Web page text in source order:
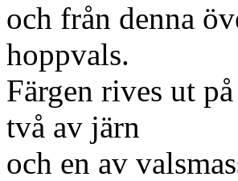
och från denna
hoppvals.
Färgen rives ut
två av järn
och en av